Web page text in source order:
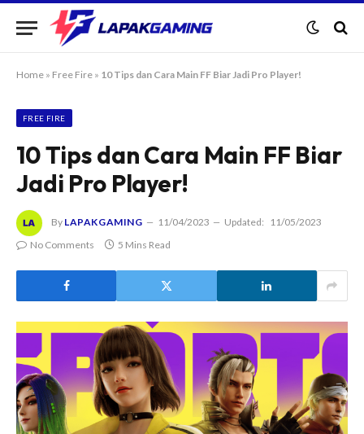
Home » Free Fire » 10 Tips dan Cara Main FF Biar Jadi Pro Player!
FREE FIRE
10 Tips dan Cara Main FF Biar
Jadi Pro Player!
By LAPAKGAMING 11/04/2023 Updated:
11/05/2023
No Comments
5 Mins Read